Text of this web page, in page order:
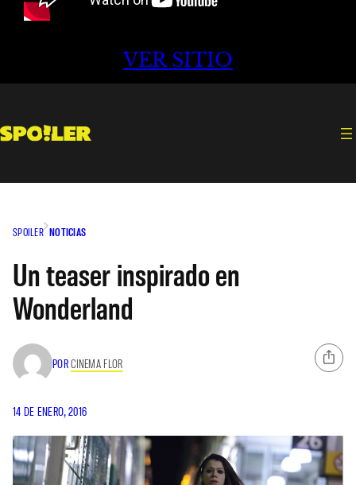
VER SITIO
SPOILER NOTICIAS
Un teaser inspirado en
Wonderland
PORCINEMA FLOR
14 DE ENERO, 2016